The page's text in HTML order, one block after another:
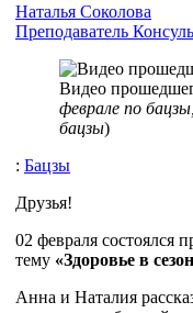
Наталья Соколова
Преподаватель
Видео
феврале по
бацзы)
: Бацзы
Друзья!
02 февраля состоялся
тему «Здоровье в
Анна и Наталия